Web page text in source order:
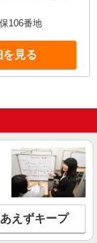
106番地
を見る
えずキープ